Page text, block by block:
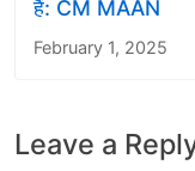
हैं: CM MAAN
February 1, 2025
Leave a